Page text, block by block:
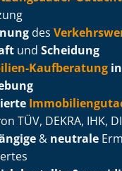
des
und Scheidung
Kaufberatung
TÜV, DEKRA, IHK,
& neutrale